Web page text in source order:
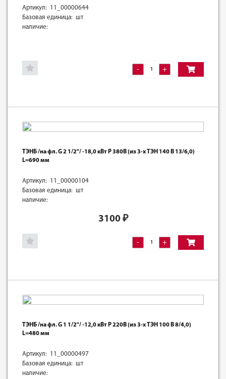
Артикул: 11_00000644
Базовая единица: шт
наличие:
- +
ТЭНБ /на фл. G 2 1/2"/ -18,0 кВт Р 380В (из 3-х ТЭН 140 В 13/6,0)
L=690 мм
Артикул: 11_00000104
Базовая единица: шт
наличие:
3100₽
- +
ТЭНБ /на фл. G 1 1/2"/ -12,0 кВт Р 220В (из 3-х ТЭН 100 В 8/4,0)
L=480 мм
Артикул: 11_00000497
Базовая единица: шт
наличие: